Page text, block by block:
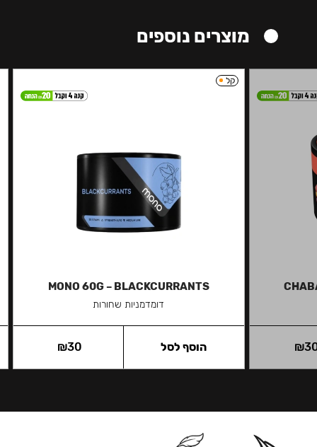
מוצרים נוספים
₪
קל
MONO 60G – BLACKCURRANTS
דומדמניות שחורות
₪30 הוסף לסל